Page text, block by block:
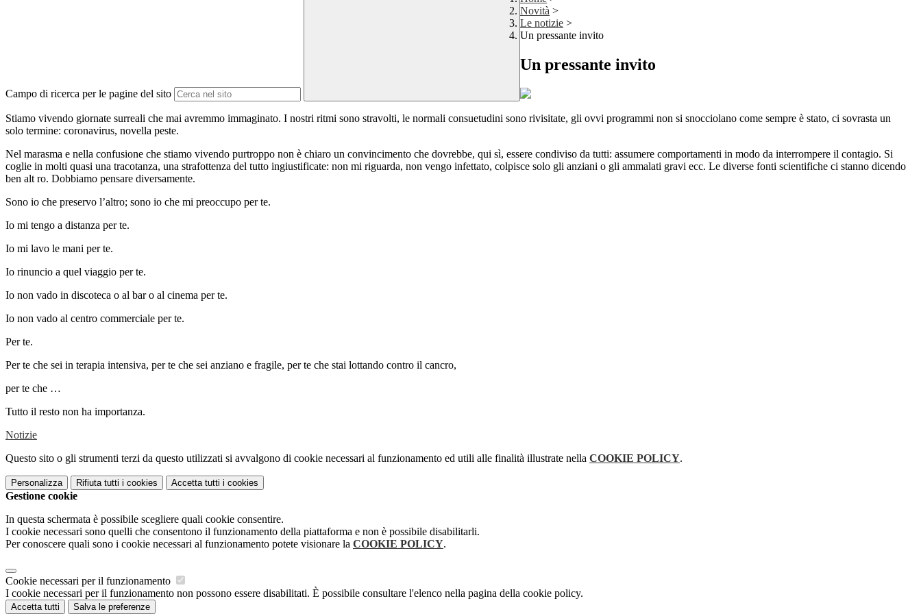
Campo di ricerca per le pagine del sito
Novità >
Le notizie >
Un pressante invito
Un pressante invito
Stiamo vivendo giornate surreali che mai avremmo immaginato. I nostri ritmi sono stravolti, le normali consuetudini sono rivisitate, gli ovvi programmi non si snocciolano come sempre è stato, ci sovrasta un
solo termine: coronavirus, novella peste.
Nel marasma e nella confusione che stiamo vivendo purtroppo non è chiaro un convincimento che dovrebbe, qui sì, essere condiviso da tutti: assumere comportamenti in modo da interrompere il contagio. Si
coglie in molti quasi una tracotanza, una strafottenza del tutto ingiustificate: non mi riguarda, non vengo infettato, colpisce solo gli anziani o gli ammalati gravi ecc. Le diverse fonti scientifiche ci stanno dicendo
ben alt ro. Dobbiamo pensare diversamente.
Sono io che preservo l’altro; sono io che mi preoccupo per te.
Io mi tengo a distanza per te.
Io mi lavo le mani per te.
Io rinuncio a quel viaggio per te.
Io non vado in discoteca o al bar o al cinema per te.
Io non vado al centro commerciale per te.
Per te.
Per te che sei in terapia intensiva, per te che sei anziano e fragile, per te che stai lottando contro il cancro,
per te che …
Tutto il resto non ha importanza.
Notizie
Questo sito o gli strumenti terzi da questo utilizzati si avvalgono di cookie necessari al funzionamento ed utili alle finalità illustrate nella COOKIE POLICY.
Personalizza Rifiuta tutti i cookies Accetta tutti i cookies
Gestione cookie
In questa schermata è possibile scegliere quali cookie consentire.
I cookie necessari sono quelli che consentono il funzionamento della piattaforma e non è possibile disabilitarli.
Per conoscere quali sono i cookie necessari al funzionamento potete visionare la COOKIE POLICY.
Cookie necessari per il funzionamento
I cookie necessari per il funzionamento non possono essere disabilitati. È possibile consultare l'elenco nella pagina della cookie policy.
Accetta tutti Salva le preferenze